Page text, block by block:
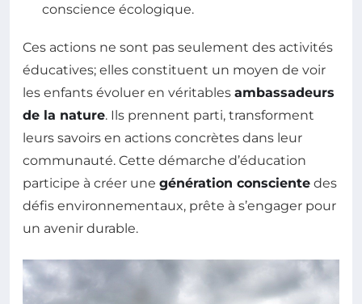
conscience écologique.
Ces actions ne sont pas seulement des activités
éducatives; elles constituent un moyen de voir
les enfants évoluer en véritables ambassadeurs
de la nature. Ils prennent parti, transforment
leurs savoirs en actions concrètes dans leur
communauté. Cette démarche d’éducation
participe à créer une génération consciente des
défis environnementaux, prête à s’engager pour
un avenir durable.